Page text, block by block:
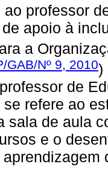
professor
apoio à
a
GAB/Nº 9, 2010)
de
refere ao
sala de aula
e o